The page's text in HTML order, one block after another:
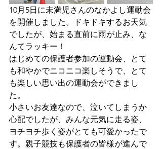
10月5日に未満児さんのなかよし運動会
を開催しました。ドキドキするお天気
でしたが、始まる直前に雨が止み、な
んてラッキー！
はじめての保護者参加の運動会、とて
も和やかでニコニコ楽しそうで、とて
も楽しい思い出の運動会ができまし
た。
小さいお友達なので、泣いてしまうか
心配でしたが、みんな元気に走る姿、
ヨチヨチ歩く姿がとても可愛かったで
す。親子競技も保護者の皆様が進んで